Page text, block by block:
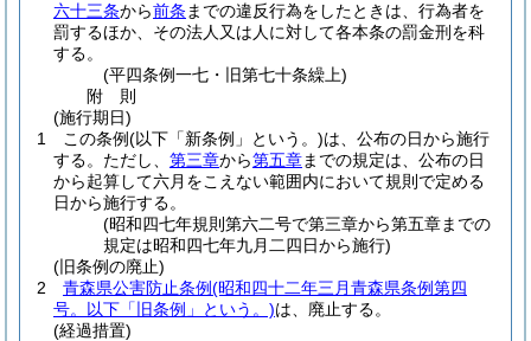
六十三条から前条 までの違反行為をしたときは、行為者を
罰するほか、その法人又は人に対して各本条の罰金刑を科
する。
(平四条例一七・旧第七十条繰上)
附 則
(施行期日)
1
この条例(以下「新条例」という。)は、公布の日から施行
する。 ただし、 第三章から第五章までの規定は、公布の日
から起算して六月をこえない範囲内において規則で定める
日から施行する。
(昭和四七年規則第六二号で第三章から第五章までの
規定は昭和四七年九月二四日から施行)
(旧条例の廃止)
2
青森県公害防止条例(昭和四十二年三月青森県条例第四
号。以下「旧条例」という。)は、廃止する。
(経過措置)